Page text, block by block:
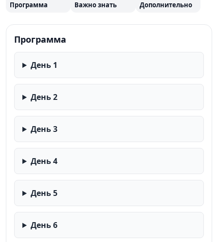
Программа Важно знать Дополнительно
Программа
День 1
День 2
День 3
День 4
День 5
День 6